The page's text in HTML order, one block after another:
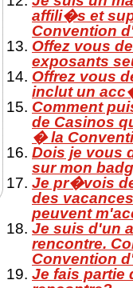
affili�s et
Convention
Offez vous
exposants
Offrez vous
inclut un
Comment
de Casinos
� la
Dois je vous
sur mon
Je pr�vois
des
peuvent
Je suis d'un
rencontre.
Convention
Je fais partie